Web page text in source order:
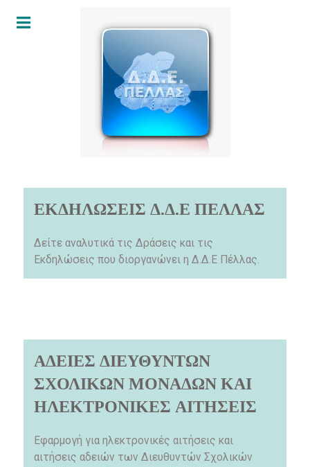
ΕΚΔΗΛΩΣΕΙΣ Δ.Δ.Ε ΠΕΛΛΑΣ
Δείτε αναλυτικά τις Δράσεις και τις
Εκδηλώσεις που διοργανώνει η Δ.Δ.Ε Πέλλας.
ΑΔΕΙΕΣ ΔΙΕΥΘΥΝΤΩΝ
ΣΧΟΛΙΚΩΝ ΜΟΝΑΔΩΝ ΚΑΙ
ΗΛΕΚΤΡΟΝΙΚΕΣ ΑΙΤΗΣΕΙΣ
Εφαρμογή για ηλεκτρονικές αιτήσεις και
αιτήσεις αδειών των Διευθυντών Σχολικών